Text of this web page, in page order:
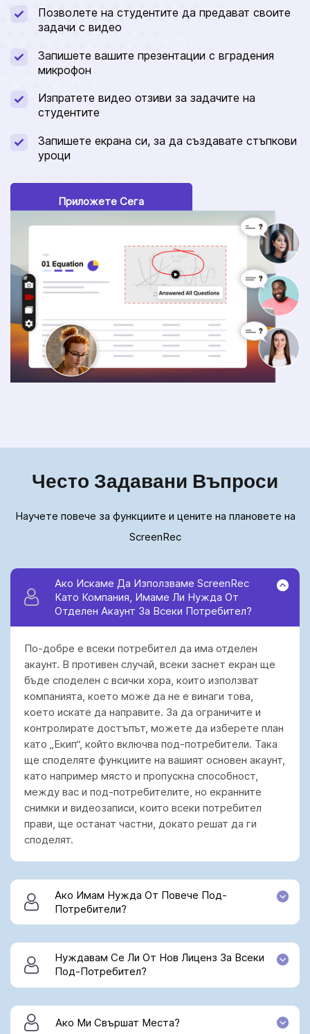
Позволете на студентите да предават своите
задачи с видео
Запишете вашите презентации с вградения
микрофон
Изпратете видео отзиви за задачите на
студентите
Запишете екрана си, за да създавате стъпкови
уроци
Приложете Сега
Често Задавани Въпроси
Научете повече за функциите и цените на плановете на
ScreenRec
Ако Искаме Да Използваме ScreenRec
Като Компания, Имаме Ли Нужда От
Отделен Акаунт За Всеки Потребител?
По-добре е всеки потребител да има отделен
акаунт. В противен случай, всеки заснет екран ще
бъде споделен с всички хора, които използват
компанията, което може да не е винаги това,
което искате да направите. За да ограничите и
контролирате достъпът, можете да изберете план
като „Екип“, който включва под-потребители. Така
ще споделяте функциите на вашият основен акаунт,
като например място и пропускна способност,
между вас и под-потребителите, но екранните
снимки и видеозаписи, които всеки потребител
прави, ще останат частни, докато решат да ги
споделят.
Ако Имам Нужда От Повече Под-
Потребители?
Нуждавам Се Ли От Нов Лиценз За Всеки
Под-Потребител?
Ако Ми Свършат Места?